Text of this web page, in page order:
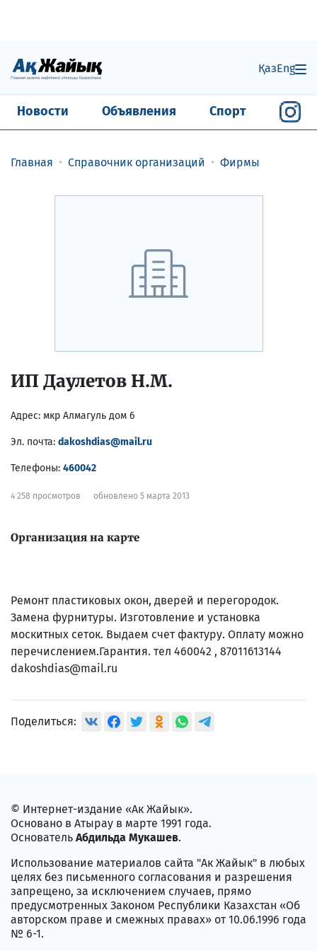
ҚазEng
Новости Объявления Спорт
Главная Справочник организаций Фирмы
ИП Даулетов Н.М.
Адрес: мкр Алмагуль дом 6
Эл. почта: dakoshdias@mail.ru
Телефоны: 460042
4 258 просмотров обновлено 5 марта 2013
Организация на карте
Ремонт пластиковых окон, дверей и перегородок.
Замена фурнитуры. Изготовление и установка
москитных сеток. Выдаем счет фактуру. Оплату можно
перечислением.Гарантия. тел 460042 , 87011613144
dakoshdias@mail.ru
Поделиться:
© Интернет-издание «Ак Жайык».
Основано в Атырау в марте 1991 года.
Основатель Абдильда Мукашев.
Использование материалов сайта "Ак Жайык" в любых
целях без письменного согласования и разрешения
запрещено, за исключением случаев, прямо
предусмотренных Законом Республики Казахстан «Об
авторском праве и смежных правах» от 10.06.1996 года
№ 6-1.